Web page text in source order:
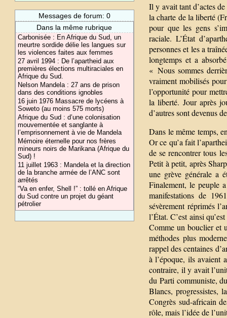
Messages de forum: 0
Dans la même rubrique
Carbonisée : En Afrique du Sud, un
meurtre sordide délie les langues sur
les violences faites aux femmes
27 avril 1994 : De l’apartheid aux
premières élections multiraciales en
Afrique du Sud.
Nelson Mandela : 27 ans de prison
dans des conditions ignobles
16 juin 1976 Massacre de lycéens à
Soweto (au moins 575 morts)
Afrique du Sud : d’une colonisation
mouvementée et sanglante à
l’emprisonnement à vie de Mandela
Mémoire éternelle pour nos frères
mineurs noirs de Marikana (Afrique du
Sud) !
11 juillet 1963 : Mandela et la direction
de la branche armée de l’ANC sont
arrêtés
“Va en enfer, Shell !” : tollé en Afrique
du Sud contre un projet du géant
pétrolier
Il y avait tant d’actes
la charte de la liberté
pour que les gens
raciale. L’État
personnes et les a
longtemps et a
« Nous sommes
vraiment mobilisés
l’opportunité pour
la liberté. Jour après
d’autres sont devenus
Dans le même temps,
Or ce qu’a fait
de se rencontrer tous
Petit à petit, après
une grève générale a
Finalement, le peuple
manifestations de
sévèrement réprimés
l’État. C’est ainsi
Comme un bouclier et
méthodes plus
rappel des centaines
à l’époque, ils avaient
contraire, il y avait
du Parti communiste,
Blancs, progressistes,
Congrès sud-africain
rôle, mais l’idée de